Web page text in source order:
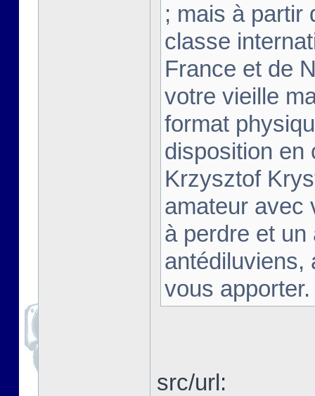
; mais à partir
classe
France et de
votre vieille
format
disposition en
Krzysztof
amateur avec
à perdre et
antédiluviens,
vous
src/url: